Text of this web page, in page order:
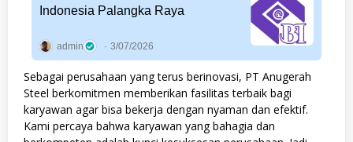
Indonesia Palangka Raya
admin 3/07/2026
Sebagai perusahaan yang terus berinovasi, PT Anugerah
Steel berkomitmen memberikan fasilitas terbaik bagi
karyawan agar bisa bekerja dengan nyaman dan efektif.
Kami percaya bahwa karyawan yang bahagia dan